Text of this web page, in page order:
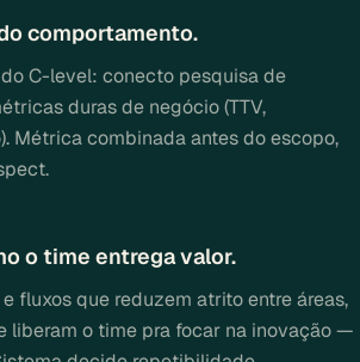
comportamento.
C-level: conecto pesquisa de
duras de negócio (TTV,
Métrica combinada antes do escopo,
o time entrega valor.
fluxos que reduzem atrito entre áreas,
liberam o time pra focar na inovação —